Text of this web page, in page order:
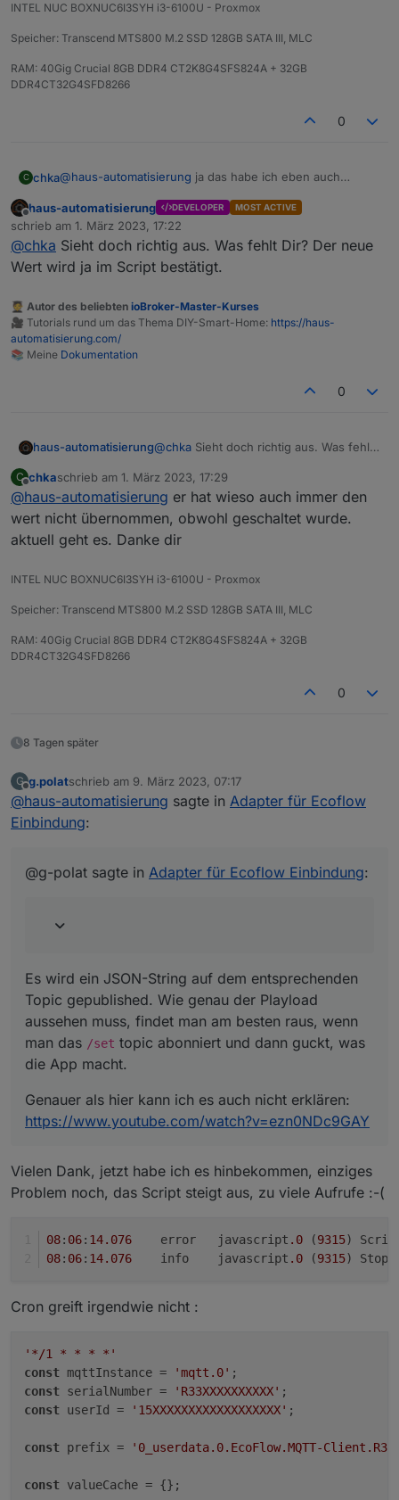
INTEL NUC BOXNUC6I3SYH i3-6100U - Proxmox
Speicher: Transcend MTS800 M.2 SSD 128GB SATA III, MLC
RAM: 40Gig Crucial 8GB DDR4 CT2K8G4SFS824A + 32GB
DDR4CT32G4SFD8266
0
C chka@haus-automatisierung ja das habe ich eben auch
auf dem schlauch
Bin aktuell ein Stück weiter; habe noch inv.cfgAcEnabled
zu den changeableStates hinzugefügt
const changeableStates = [
  'mppt.cfgChgWatts',
  'mppt.chgPauseFlag',
  'bms_emsStatus.minDsgSoc',
  'inv.cfgAcEnabled'
des Weiteren in Zeile 81 noch folgendes hinzugefügt:
on({ id: `${prefix}.inv.cfgAcEnabled`,
  const newVal = obj.state.val;
    if (newVal >= 0 && newVal <= 1) {
    setAcOutput(newVal);
await setStateAsync(obj.id, { val:
Geschaltet wird es, aktuell aktualisiert sich der Wert von
inv.cfgAcEnabled nur noch nicht.
Offline
haus-automatisierung DEVELOPER MOST ACTIVE
schrieb am 1. März 2023, 17:22
zuletzt editiert von
@chka Sieht doch richtig aus. Was fehlt Dir? Der neue
Wert wird ja im Script bestätigt.
🧑‍🎓 Autor des beliebten ioBroker-Master-Kurses
🎥 Tutorials rund um das Thema DIY-Smart-Home: https://haus-
automatisierung.com/
📚 Meine Dokumentation
0
haus-automatisierung@chka Sieht doch richtig aus. Was fehlt
bestätigt.
C
Offline
chkaschrieb am 1. März 2023, 17:29
zuletzt editiert von
@haus-automatisierung er hat wieso auch immer den
wert nicht übernommen, obwohl geschaltet wurde.
aktuell geht es. Danke dir
INTEL NUC BOXNUC6I3SYH i3-6100U - Proxmox
Speicher: Transcend MTS800 M.2 SSD 128GB SATA III, MLC
RAM: 40Gig Crucial 8GB DDR4 CT2K8G4SFS824A + 32GB
DDR4CT32G4SFD8266
0
8 Tagen später
G
Offline
g.polatschrieb am 9. März 2023, 07:17
zuletzt editiert von
@haus-automatisierung sagte in Adapter für Ecoflow
Einbindung:
@g-polat sagte in Adapter für Ecoflow Einbindung:
Es wird ein JSON-String auf dem entsprechenden
Topic gepublished. Wie genau der Playload
aussehen muss, findet man am besten raus, wenn
man das /set topic abonniert und dann guckt, was
die App macht.
Genauer als hier kann ich es auch nicht erklären:
https://www.youtube.com/watch?v=ezn0NDc9GAY
Vielen Dank, jetzt habe ich es hinbekommen, einziges
Problem noch, das Script steigt aus, zu viele Aufrufe :-(
08: 06: 14.076
	error	javascript
.0 (9315)
08: 06: 14.076
	info	javascript
.0 (9315) Stop
Cron greift irgendwie nicht :
'*/1 * * * *'
const mqttInstance = 'mqtt.0'
const serialNumber = 'R33XXXXXXXXXX'
const userId = '15XXXXXXXXXXXXXXXXXX' ;
const prefix = '0_userdata.0.EcoFlow.MQTT-
const valueCache = {};